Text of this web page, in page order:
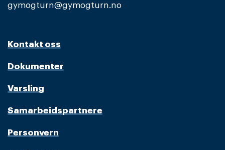
gymogturn@gymogturn.no
Kontakt oss
Dokumenter
Varsling
Samarbeidspartnere
Personvern